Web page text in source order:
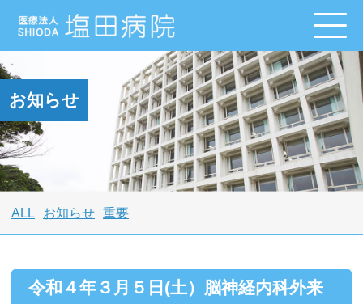
お知らせ
ALL お知らせ 重要
令和４年３月５日(土）脳神経内科外来